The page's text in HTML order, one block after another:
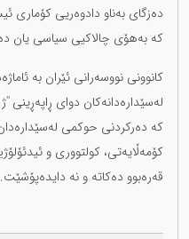
دەزگای بەناو دادوەریی کۆماری
کە بەهۆی چالاکیی سیاسی یان
کانوونی نووسەرانی ئێران بە
لەسێدارەدانەکان دوای
کە دەرکردنی حوکمی
کۆمەڵایەتی، کولتووری و
قەرەبوو دەکاتە و نە دایدەپۆشێت.